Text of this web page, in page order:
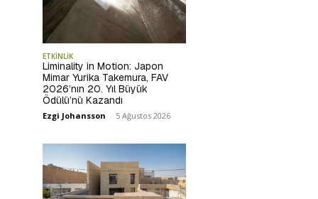
ETKİNLİK
Liminality in Motion: Japon
Mimar Yurika Takemura, FAV
2026’nın 20. Yıl Büyük
Ödülü’nü Kazandı
Ezgi Johansson - 5 Ağustos 2026